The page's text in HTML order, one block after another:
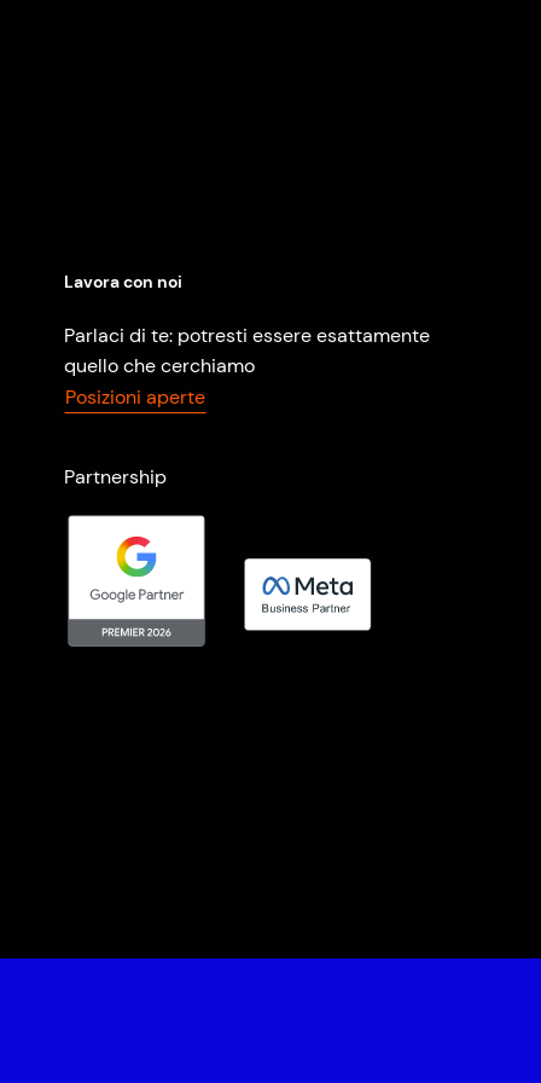
Lavora con noi
Parlaci di te: potresti essere esattamente
quello che cerchiamo
Posizioni aperte
Partnership